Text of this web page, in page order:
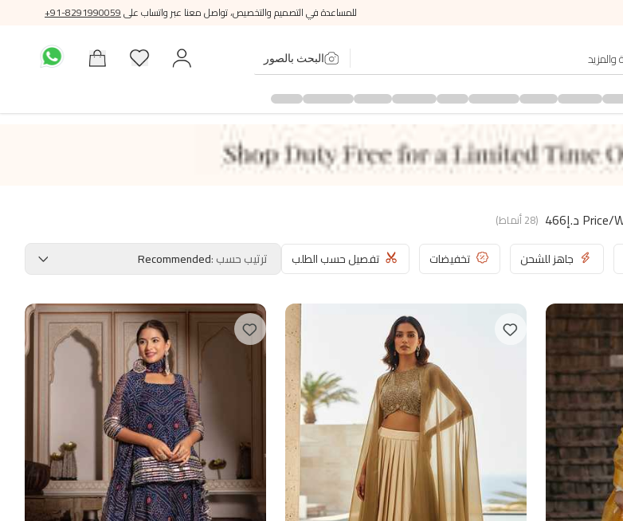
للمساعدة في التصميم والتخصيص، تواصل معنا عبر واتساب على+91-8291990059
البحث بالصور
(
28أنماط)
جاهز للشحن تخفيضات تفصيل حسب الطلب ترتيب حسب:
Recommended